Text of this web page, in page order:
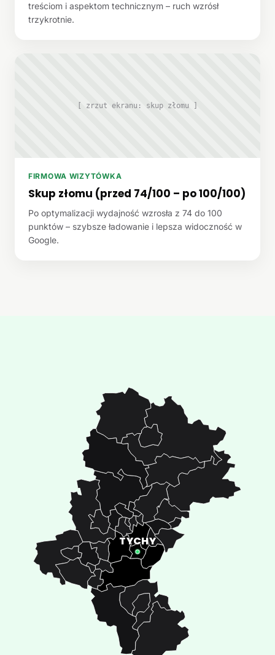
treściom i aspektom technicznym – ruch wzrósł
trzykrotnie.
[ zrzut ekranu: skup złomu ]
FIRMOWA WIZYTÓWKA
Skup złomu (przed 74/100 – po 100/100)
Po optymalizacji wydajność wzrosła z 74 do 100
punktów – szybsze ładowanie i lepsza widoczność w
Google.